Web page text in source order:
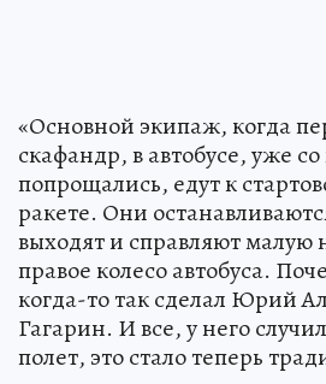
«Основной экипаж, когда
скафандр, в автобусе, уже
попрощались, едут к
ракете. Они
выходят и справляют малую
правое колесо автобуса.
когда-то так сделал Юрий
Гагарин. И все, у него
полет, это стало теперь